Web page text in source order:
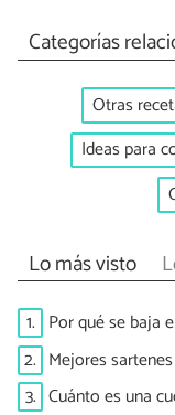
Categorías
Otras
Ideas para
Lo más visto
1. Por qué se baja
2. Mejores
3. Cuánto es una